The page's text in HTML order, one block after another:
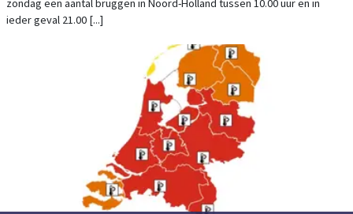
zondag een aantal bruggen in Noord-Holland tussen 10.00 uur en in
ieder geval 21.00 [...]